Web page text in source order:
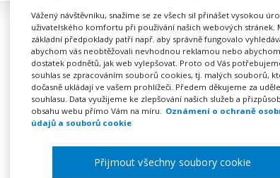
Požadovaná akce nebyla nalezena.
Vážený návštěvníku, snažíme se ze všech sil přinášet vysokou
uživatelského komfortu při používání našich webových stránek.
základní předpoklady patří např. aby správně fungovalo
abychom vás neobtěžovali nevhodnou reklamou nebo
dostatek podnětů, jak web vylepšovat. Proto od Vás
souhlas se zpracováním souborů cookies, tj. malých souborů,
dočasně ukládají ve vašem prohlížeči. Předem děkujeme za
souhlasu. Data využijeme ke zlepšování našich služeb a
obsahu webu přímo Vám na míru. Oznámení o ochraně
údajů a souborů cookie
Přijmout všechny soubory cookie